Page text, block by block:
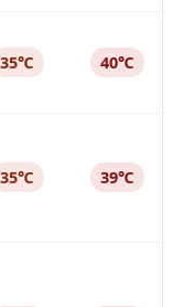
35℃ 40℃
35℃ 39℃